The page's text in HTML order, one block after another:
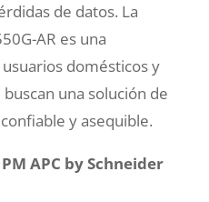
de datos. La
AR es una
domésticos y
una solución de
y asequible.
APC by Schneider